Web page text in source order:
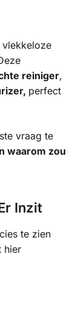
reiniger,
perfect
vraag te
waarom zou
Inzit
te zien
hier